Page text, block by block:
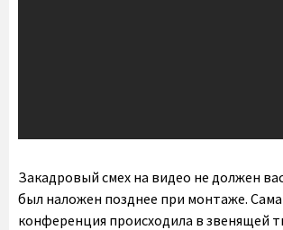
Закадровый смех на видео не должен
был наложен позднее при монтаже. Сама
конференция происходила в звенящей